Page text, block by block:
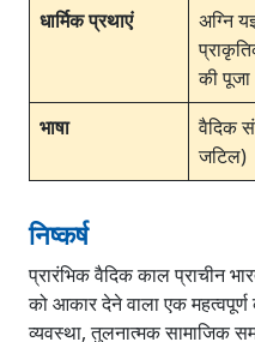
धार्मिक प्रथाएं
अग्नि
की पूजा
भाषा
वैदिक
जटिल)
निष्कर्ष
प्रारंभिक वैदिक काल प्राचीन
को आकार देने वाला एक
व्यवस्था, तुलनात्मक सामाजिक